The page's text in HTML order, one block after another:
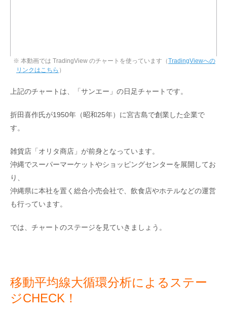
※ 本動画では TradingView のチャートを使っています（TradingViewへの
リンクはこちら ）
上記のチャートは、「サンエー」の日足チャートです。
折田喜作氏が1950年（昭和25年）に宮古島で創業した企業で
す。
雑貨店「オリタ商店」が前身となっています。
沖縄でスーパーマーケットやショッピングセンターを展開してお
り、
沖縄県に本社を置く総合小売会社で、飲食店やホテルなどの運営
も行っています。
では、チャートのステージを見ていきましょう。
移動平均線大循環分析によるステー
ジCHECK！